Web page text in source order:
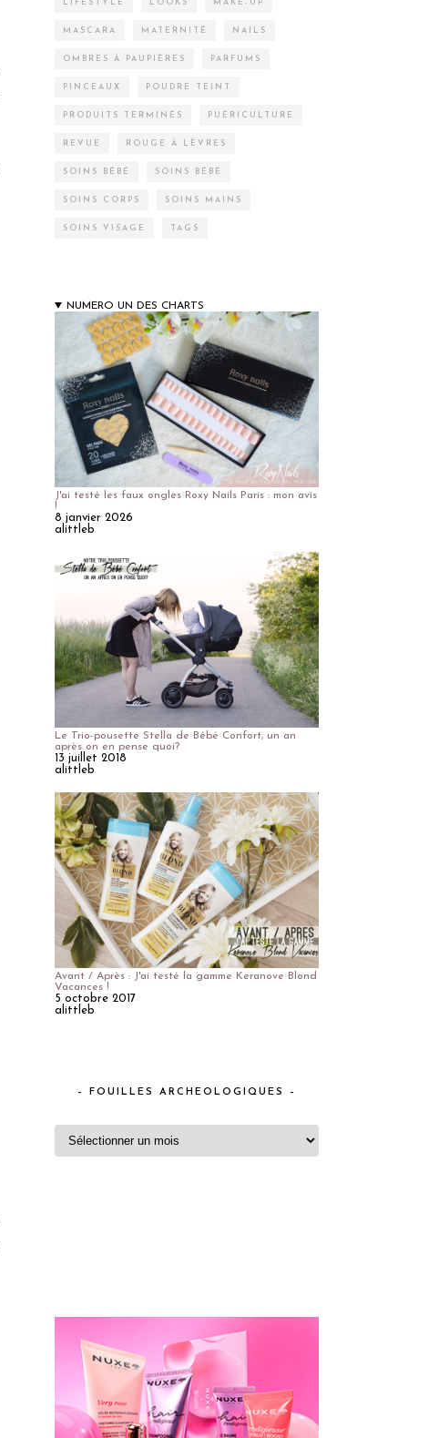
LIFESTYLE LOOKS MAKE-UP
MASCARA MATERNITÉ NAILS
OMBRES À PAUPIÈRES PARFUMS
PINCEAUX POUDRE TEINT
PRODUITS TERMINÉS PUÉRICULTURE
REVUE ROUGE À LÈVRES
SOINS BÉBÉ SOINS BÉBÉ
SOINS CORPS SOINS MAINS
SOINS VISAGE TAGS
NUMERO UN DES CHARTS
J'ai testé les faux ongles Roxy Nails Paris : mon avis
!
8 janvier 2026
alittleb
Le Trio-pousette Stella de Bébé Confort, un an
après on en pense quoi?
13 juillet 2018
alittleb
Avant / Après : J'ai testé la gamme Keranove Blond
Vacances !
5 octobre 2017
alittleb
– FOUILLES ARCHEOLOGIQUES –